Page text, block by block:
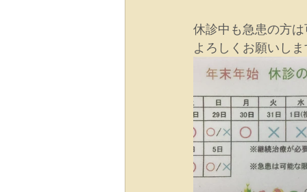
休診中も急患の方
よろしくお願いしま